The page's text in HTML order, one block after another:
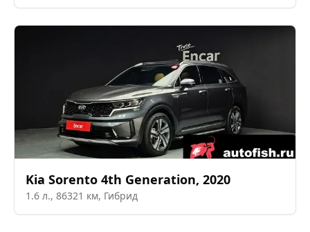
Kia Sorento 4th Generation, 2020
1.6 л., 86321 км, Гибрид